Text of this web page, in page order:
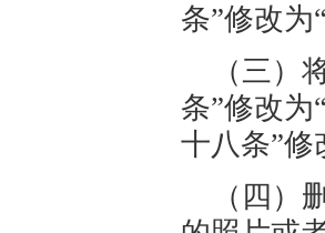
条”修改为
（三）
条”修改为
十八条”修
（四）